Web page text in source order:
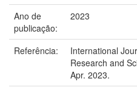
Ano de
publicação:
2023
Referência:
International
Research and
Apr. 2023.